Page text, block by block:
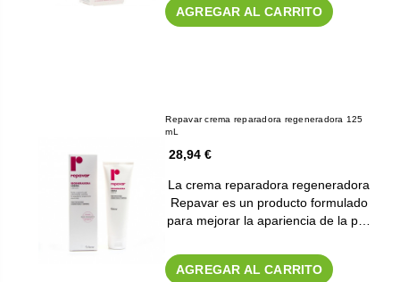
AGREGAR AL CARRITO
Repavar crema reparadora regeneradora 125
mL
28,94 €
La crema reparadora regeneradora
Repavar es un producto formulado
para mejorar la apariencia de la p…
AGREGAR AL CARRITO